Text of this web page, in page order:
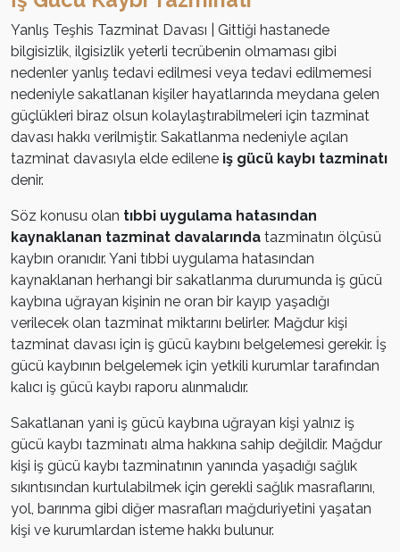
Yanlış Teşhis Tazminat Davası | Gittiği hastanede
bilgisizlik, ilgisizlik yeterli tecrübenin olmaması gibi
nedenler yanlış tedavi edilmesi veya tedavi edilmemesi
nedeniyle sakatlanan kişiler hayatlarında meydana gelen
güçlükleri biraz olsun kolaylaştırabilmeleri için tazminat
davası hakkı verilmiştir. Sakatlanma nedeniyle açılan
tazminat davasıyla elde edilene iş gücü kaybı tazminatı
denir.
Söz konusu olan tıbbi uygulama hatasından
kaynaklanan tazminat davalarında tazminatın ölçüsü
kaybın oranıdır. Yani tıbbi uygulama hatasından
kaynaklanan herhangi bir sakatlanma durumunda iş gücü
kaybına uğrayan kişinin ne oran bir kayıp yaşadığı
verilecek olan tazminat miktarını belirler. Mağdur kişi
tazminat davası için iş gücü kaybını belgelemesi gerekir. İş
gücü kaybının belgelemek için yetkili kurumlar tarafından
kalıcı iş gücü kaybı raporu alınmalıdır.
Sakatlanan yani iş gücü kaybına uğrayan kişi yalnız iş
gücü kaybı tazminatı alma hakkına sahip değildir. Mağdur
kişi iş gücü kaybı tazminatının yanında yaşadığı sağlık
sıkıntısından kurtulabilmek için gerekli sağlık masraflarını,
yol, barınma gibi diğer masrafları mağduriyetini yaşatan
kişi ve kurumlardan isteme hakkı bulunur.